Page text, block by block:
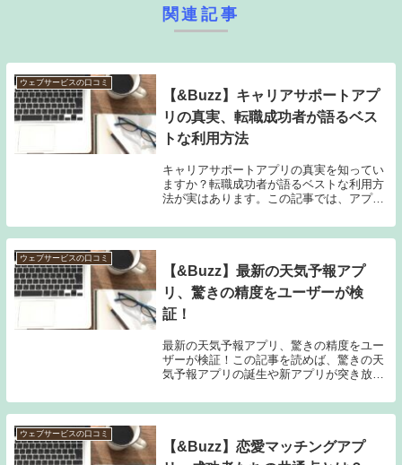
関連記事
ウェブサービスの口コミ
【&Buzz】キャリアサポートアプ
リの真実、転職成功者が語るベス
トな利用方法
キャリアサポートアプリの真実を知ってい
ますか？転職成功者が語るベストな利用方
法が実はあります。この記事では、アプリ
れしアプリユーザーが明かすベスト活用法
を紹介しています。この記事を読めば、キ
ウェブサービスの口コミ
【&Buzz】最新の天気予報アプ
リ、驚きの精度をユーザーが検
証！
最新の天気予報アプリ、驚きの精度をユー
ザーが検証！この記事を読めば、驚きの天
気予報アプリの誕生や新アプリが突き放す
証、そして天気予報アプリの未来が分かり
ます。驚きの天気予報アプリの誕生最新の
ウェブサービスの口コミ
【&Buzz】恋愛マッチングアプ